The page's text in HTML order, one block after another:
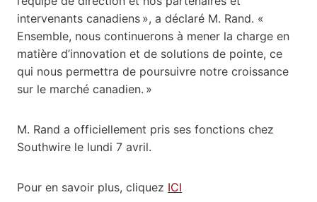
intervenants canadiens », a déclaré M. Rand. «
Ensemble, nous continuerons à mener la charge en
matière d’innovation et de solutions de pointe, ce
qui nous permettra de poursuivre notre croissance
sur le marché canadien. »
M. Rand a officiellement pris ses fonctions chez
Southwire le lundi 7 avril.
Pour en savoir plus, cliquez ICI